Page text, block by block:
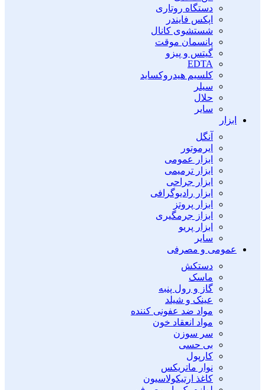
دستگاه روتاری
اپکس فایندر
شستشوی کانال
پانسمان موقت
گیتس و پیزو
EDTA
کلسیم هیدروکساید
سیلر
حلال
سایر
ابزار
آنگل
ایرموتور
ابزار عمومی
ابزار ترمیمی
ابزار جراحی
ابزار رادیوگرافی
ابزار پروتز
ابزاز جرمگیری
ابزار پریو
سایر
عمومی و مصرفی
دستکش
ماسک
گاز و رول پنبه
عینک و شیلد
مواد ضد عفونی کننده
مواد انعقاد خون
سر سوزن
بی حسی
کارپول
نوار ماتریکس
کاغذ ارتیکولاسیون